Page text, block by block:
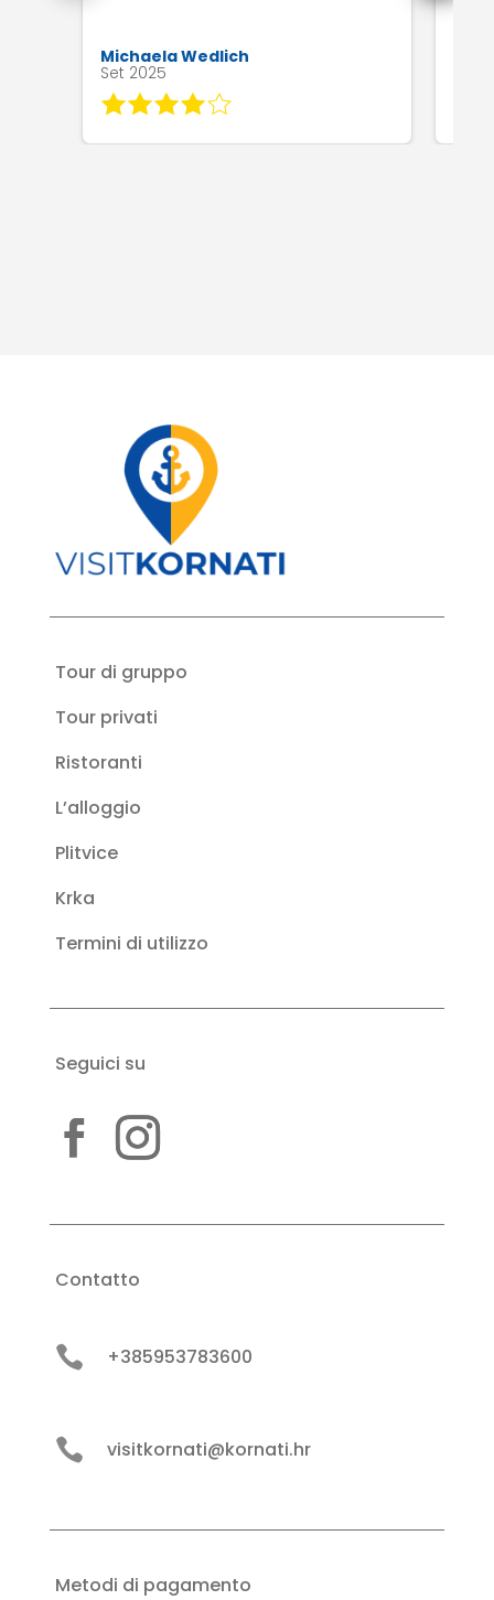
Michaela Wedlich
Set 2025
Tour di gruppo
Tour privati
Ristoranti
L’alloggio
Plitvice
Krka
Termini di utilizzo
Seguici su
Contatto
 +385953783600
 visitkornati@kornati.hr
Metodi di pagamento